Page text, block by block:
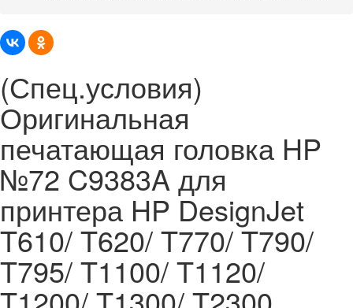
(Спец.условия)
Оригинальная
печатающая головка HP
№72 C9383A для
принтера HP DesignJet
T610/ T620/ T770/ T790/
T795/ T1100/ T1120/